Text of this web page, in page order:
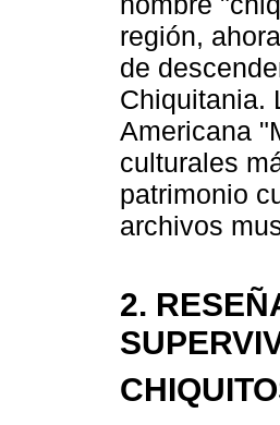
región,
de
Chiquitania.
Americana
culturales
patrimonio
archivos
2.